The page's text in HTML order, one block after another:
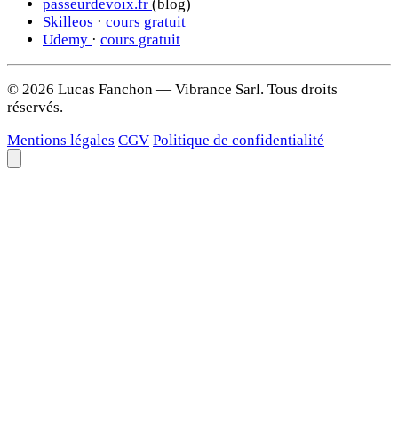
passeurdevoix.fr (blog)
Skilleos · cours gratuit
Udemy · cours gratuit
© 2026 Lucas Fanchon — Vibrance Sarl. Tous droits
réservés.
Mentions légales CGV Politique de confidentialité